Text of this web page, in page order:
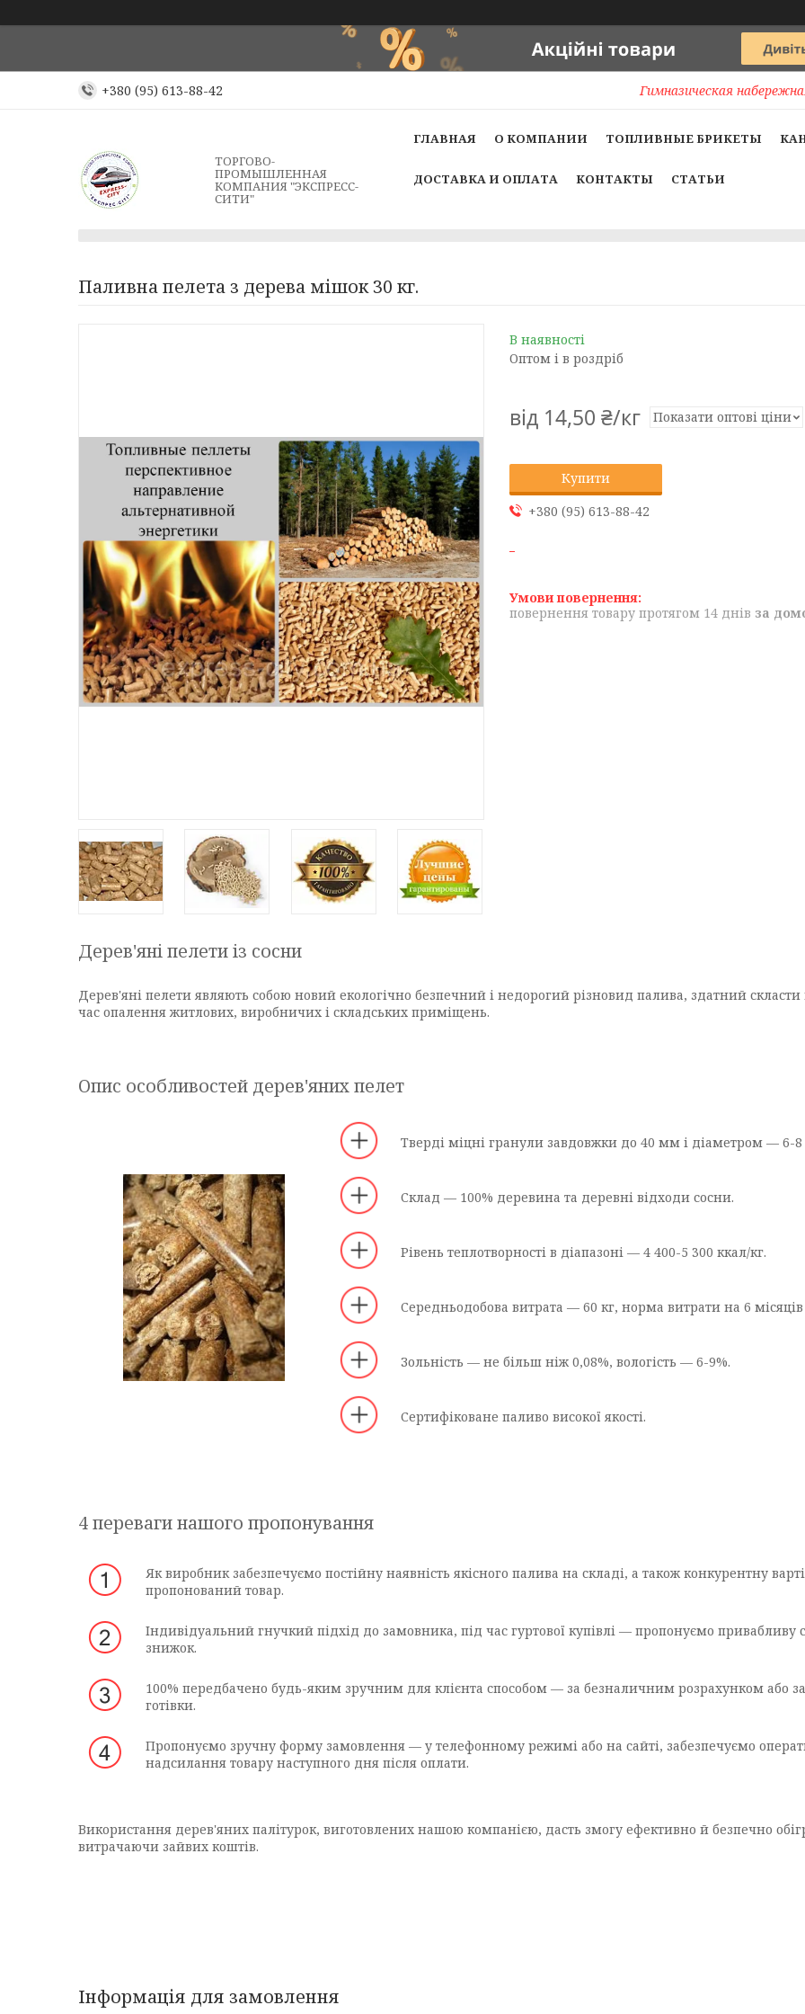
+380 (95) 613-88-42 Гимназическая
ТОРГОВО-
ПРОМЫШЛЕННАЯ
КОМПАНИЯ "ЭКСПРЕСС-
СИТИ"
ГЛАВНАЯ О КОМПАНИИ ТОПЛИВНЫЕ БРИКЕТЫ
ДОСТАВКА И ОПЛАТА КОНТАКТЫ СТАТЬИ
Паливна пелета з дерева мішок 30 кг.
В наявності
Оптом і в роздріб
від 14,50 ₴/кг Показати оптові ціни
Купити
+380 (95) 613-88-42
повернення товару протягом 14 днів за
Дерев'яні пелети із сосни
Дерев'яні пелети являють собою новий екологічно безпечний і недорогий різновид палива, здатний скласти
час опалення житлових, виробничих і складських приміщень.
Опис особливостей дерев'яних пелет
Тверді міцні гранули завдовжки до 40 мм і діаметром — 6-
Склад — 100% деревина та деревні відходи сосни.
Рівень теплотворності в діапазоні — 4 400-5 300 ккал/кг.
Середньодобова витрата — 60 кг, норма витрати на 6
Зольність — не більш ніж 0,08%, вологість — 6-9%.
Сертифіковане паливо високої якості.
4 переваги нашого пропонування
Як виробник забезпечуємо постійну наявність якісного палива на складі, а також конкурентну
пропонований товар.
Індивідуальний гнучкий підхід до замовника, під час гуртової купівлі — пропонуємо привабливу
знижок.
100% передбачено будь-яким зручним для клієнта способом — за безналичним розрахунком або за
готівки.
Пропонуємо зручну форму замовлення — у телефонному режимі або на сайті, забезпечуємо
надсилання товару наступного дня після оплати.
Використання дерев'яних палітурок, виготовлених нашою компанією, дасть змогу ефективно й безпечно
витрачаючи зайвих коштів.
Інформація для замовлення